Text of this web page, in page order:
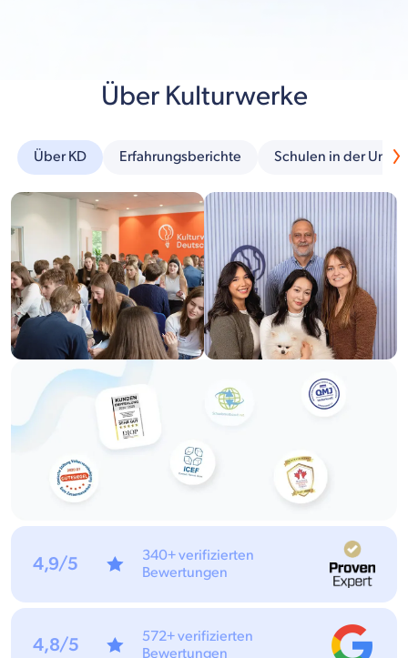
Über Kulturwerke
Über KD Erfahrungsberichte Schulen in der
4,9/5
340+ verifizierten
Bewertungen
4,8/5
572+ verifizierten
Bewertungen